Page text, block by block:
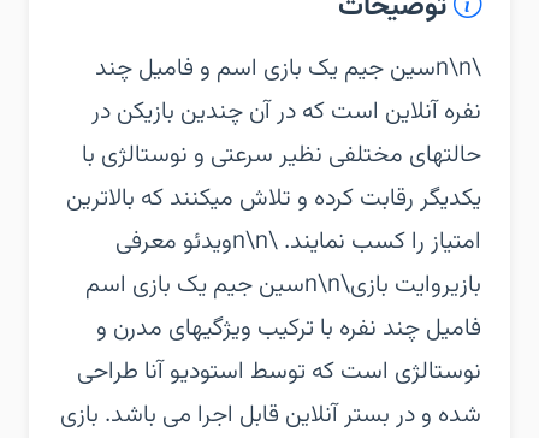
\n\nسین جیم یک بازی اسم و فامیل چند
نفره آنلاین است که در آن چندین بازیکن در
حالتهای مختلفی نظیر سرعتی و نوستالژی با
یکدیگر رقابت کرده و تلاش میکنند که بالاترین
امتیاز را کسب نمایند. \n\nویدئو معرفی
بازیروایت بازی\n\nسین جیم یک بازی اسم
فامیل چند نفره با ترکیب ویژگیهای مدرن و
نوستالژی است که توسط استودیو آنا طراحی
شده و در بستر آنلاین قابل اجرا می باشد. بازی